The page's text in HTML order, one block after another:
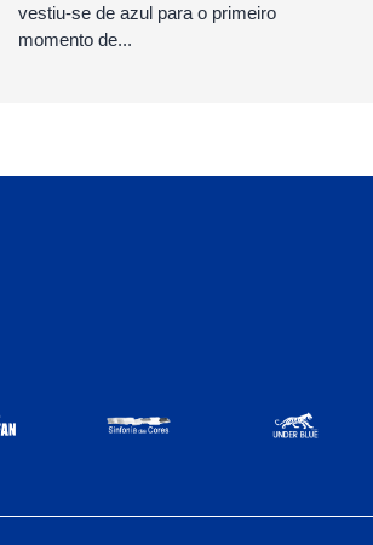
vestiu-se de azul para o primeiro
momento de...